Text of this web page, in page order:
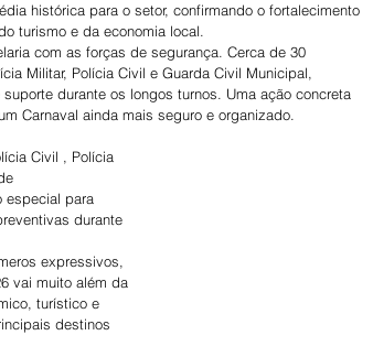
histórica para o setor, confirmando o fortalecimento
turismo e da economia local.
com as forças de segurança. Cerca de 30
Militar, Polícia Civil e Guarda Civil Municipal,
durante os longos turnos. Uma ação concreta
Carnaval ainda mais seguro e organizado.
Civil , Polícia
especial para
durante
expressivos,
vai muito além da
turístico e
destinos